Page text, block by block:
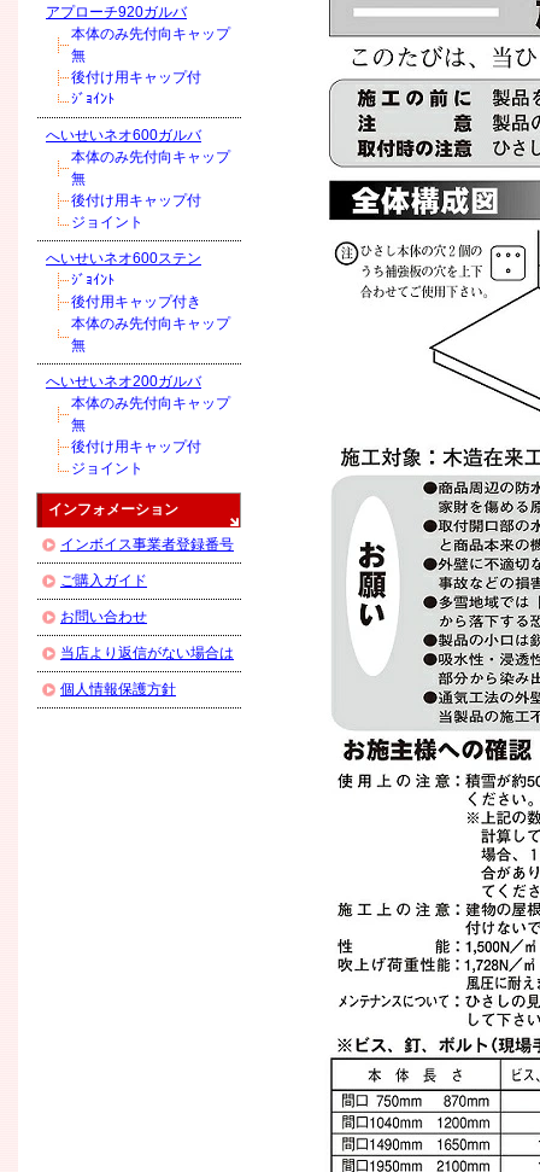
アプローチ920ガルバ
本体のみ先付向キャップ
無
後付け用キャップ付
ｼﾞｮｲﾝﾄ
へいせいネオ600ガルバ
本体のみ先付向キャップ
無
後付け用キャップ付
ジョイント
へいせいネオ600ステン
ｼﾞｮｲﾝﾄ
後付用キャップ付き
本体のみ先付向キャップ
無
へいせいネオ200ガルバ
本体のみ先付向キャップ
無
後付け用キャップ付
ジョイント
インフォメーション
インボイス事業者登録番号
ご購入ガイド
お問い合わせ
当店より返信がない場合は
個人情報保護方針